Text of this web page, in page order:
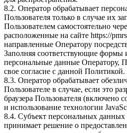
8.2. Оператор обрабатывает
Пользователя только в случае их
Пользователем самостоятельно
расположенные на сайте https://
направленные Оператору
Заполняя соответствующие формы
персональные данные Оператору,
свое согласие с данной Политикой.
8.3. Оператор обрабатывает
Пользователе в случае, если это
браузера Пользователя (включено
и использование технологии
8.4. Субъект персональных данных
принимает решение о